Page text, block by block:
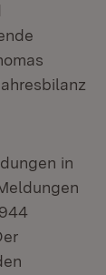
in